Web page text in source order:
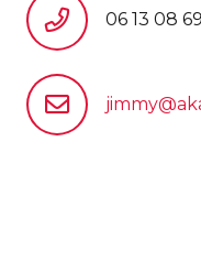
06 13 08